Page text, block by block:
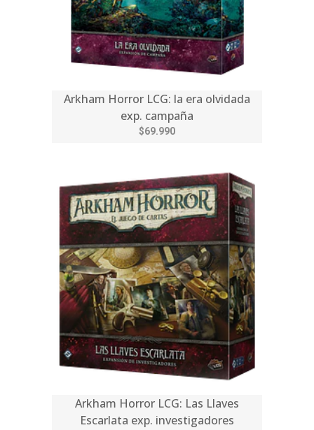
Arkham Horror LCG: la era olvidada
exp. campaña
$69.990
Arkham Horror LCG: Las Llaves
Escarlata exp. investigadores